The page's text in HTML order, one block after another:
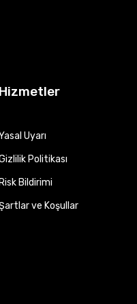
Hizmetler
Uyarı
Politikası
Risk Bildirimi
ve Koşullar